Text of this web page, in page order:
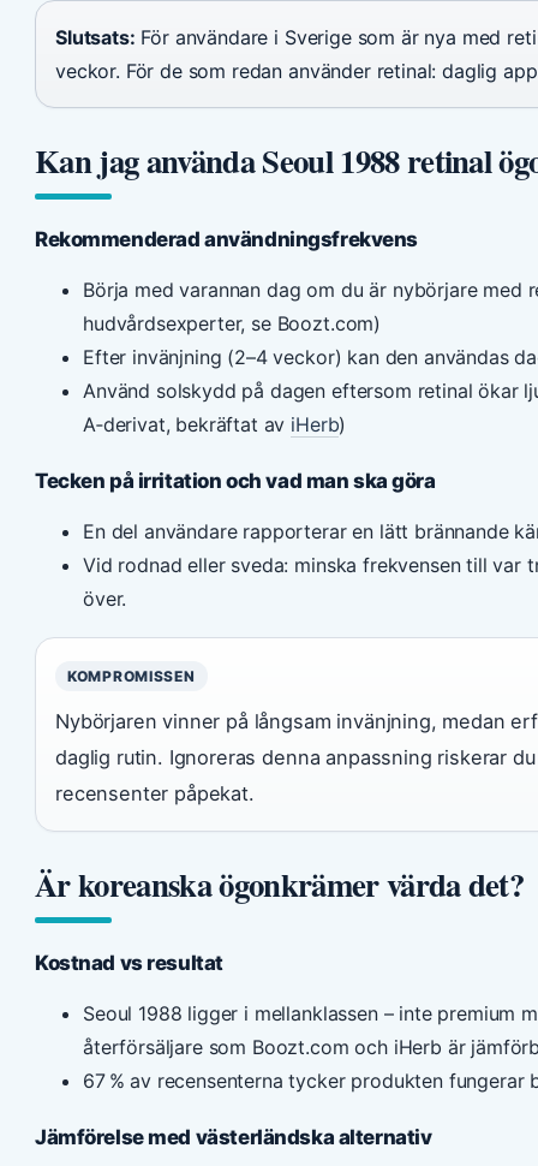
Slutsats: För användare i Sverige som är nya med
veckor. För de som redan använder retinal: daglig
Kan jag använda Seoul 1988 retinal
Rekommenderad användningsfrekvens
Börja med varannan dag om du är nybörjare med
hudvårdsexperter, se Boozt.com)
Efter invänjning (2–4 veckor) kan den användas
Använd solskydd på dagen eftersom retinal ökar
A‑derivat, bekräftat av iHerb)
Tecken på irritation och vad man ska göra
En del användare rapporterar en lätt brännande
Vid rodnad eller sveda: minska frekvensen till var
över.
KOMPROMISSEN
Nybörjaren vinner på långsam invänjning, medan
daglig rutin. Ignoreras denna anpassning riskerar
recensenter påpekat.
Är koreanska ögonkrämer värda det?
Kostnad vs resultat
Seoul 1988 ligger i mellanklassen – inte premium
återförsäljare som Boozt.com och iHerb är
67 % av recensenterna tycker produkten fungerar
Jämförelse med västerländska alternativ